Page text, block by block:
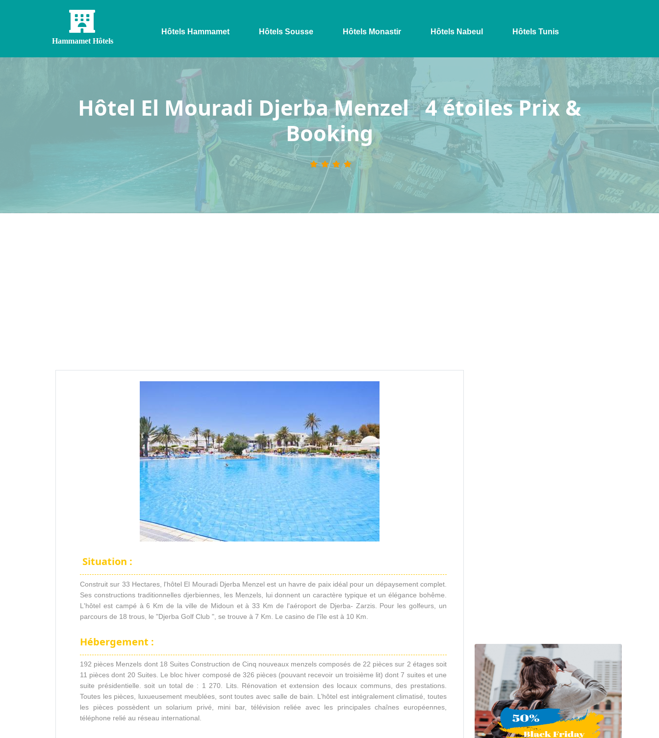
Hammamet Hôtels
Hôtels Hammamet Hôtels Sousse Hôtels Monastir Hôtels Nabeul Hôtels Tunis
Hôtel El Mouradi Djerba Menzel 4 étoiles Prix &
Booking
Situation :
Construit sur 33 Hectares, l'hôtel El Mouradi Djerba Menzel est un havre de paix idéal pour un dépaysement complet.
Ses constructions traditionnelles djerbiennes, les Menzels, lui donnent un caractère typique et un élégance bohême.
L'hôtel est campé à 6 Km de la ville de Midoun et à 33 Km de l'aéroport de Djerba- Zarzis. Pour les golfeurs, un
parcours de 18 trous, le "Djerba Golf Club ", se trouve à 7 Km. Le casino de l'île est à 10 Km.
Hébergement :
192 pièces Menzels dont 18 Suites Construction de Cinq nouveaux menzels composés de 22 pièces sur 2 étages soit
11 pièces dont 20 Suites. Le bloc hiver composé de 326 pièces (pouvant recevoir un troisième lit) dont 7 suites et une
suite présidentielle. soit un total de : 1 270. Lits. Rénovation et extension des locaux communs, des prestations.
Toutes les pièces, luxueusement meublées, sont toutes avec salle de bain. L’hôtel est intégralement climatisé, toutes
les pièces possèdent un solarium privé, mini bar, télévision reliée avec les principales chaînes européennes,
téléphone relié au réseau international.